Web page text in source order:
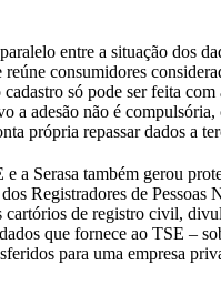
entre a situação dos
consumidores
só pode ser feita
a adesão não é
própria repassar dados a
a Serasa também gerou
Registradores de Pessoas
cartórios de registro civil,
que fornece ao TSE –
para uma empresa